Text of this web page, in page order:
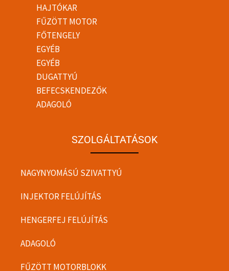
HAJTÓKAR
FŰZÖTT MOTOR
FŐTENGELY
EGYÉB
EGYÉB
DUGATTYÚ
BEFECSKENDEZŐK
ADAGOLÓ
SZOLGÁLTATÁSOK
NAGYNYOMÁSÚ SZIVATTYÚ
INJEKTOR FELÚJÍTÁS
HENGERFEJ FELÚJÍTÁS
ADAGOLÓ
FŰZÖTT MOTORBLOKK